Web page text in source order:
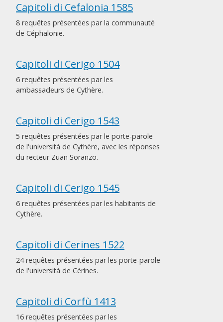
Capitoli di Cefalonia 1585
8 requêtes présentées par la communauté
de Céphalonie.
Capitoli di Cerigo 1504
6 requêtes présentées par les
ambassadeurs de Cythère.
Capitoli di Cerigo 1543
5 requêtes présentées par le porte-parole
de l'università de Cythère, avec les réponses
du recteur Zuan Soranzo.
Capitoli di Cerigo 1545
6 requêtes présentées par les habitants de
Cythère.
Capitoli di Cerines 1522
24 requêtes présentées par les porte-parole
de l'università de Cérines.
Capitoli di Corfù 1413
16 requêtes présentées par les